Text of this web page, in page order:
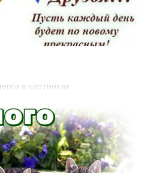
в картинках